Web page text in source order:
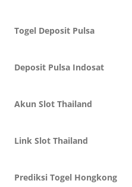
Togel Deposit Pulsa
Deposit Pulsa Indosat
Akun Slot Thailand
Link Slot Thailand
Prediksi Togel Hongkong